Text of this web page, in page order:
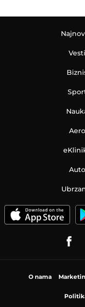
Vesti
Aero
Auto
O nama